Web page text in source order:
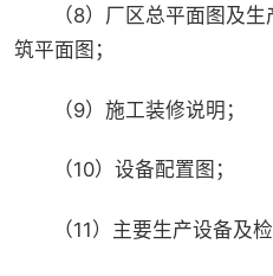
（8）厂区总平面图及
筑平面图；
（9）施工装修说明；
（10）设备配置图；
（11）主要生产设备及